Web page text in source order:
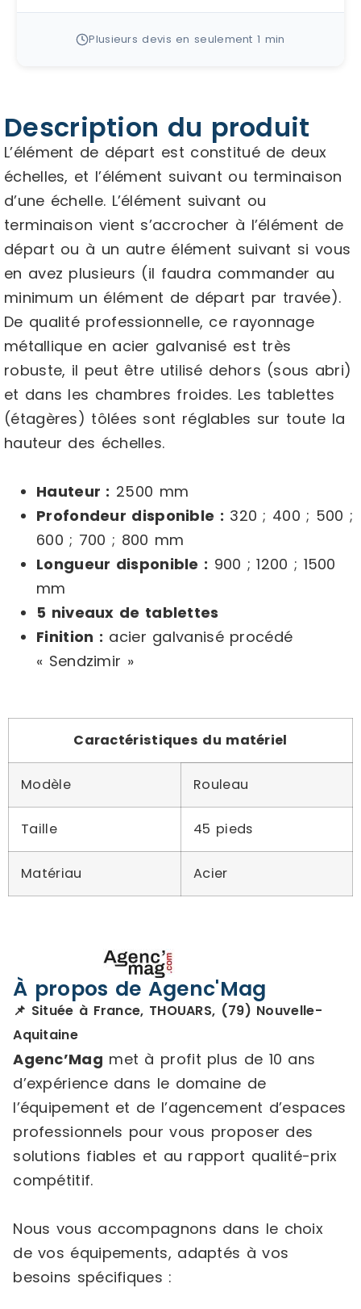
Plusieurs devis en seulement 1 min
Description du produit
L’élément de départ est constitué de deux
échelles, et l’élément suivant ou terminaison
d’une échelle. L’élément suivant ou
terminaison vient s’accrocher à l’élément de
départ ou à un autre élément suivant si vous
en avez plusieurs (il faudra commander au
minimum un élément de départ par travée).
De qualité professionnelle, ce rayonnage
métallique en acier galvanisé est très
robuste, il peut être utilisé dehors (sous abri)
et dans les chambres froides. Les tablettes
(étagères) tôlées sont réglables sur toute la
hauteur des échelles.
Hauteur : 2500 mm
Profondeur disponible : 320 ; 400 ; 500 ;
600 ; 700 ; 800 mm
Longueur disponible : 900 ; 1200 ; 1500
mm
5 niveaux de tablettes
Finition : acier galvanisé procédé
« Sendzimir »
Caractéristiques du matériel
Modèle Rouleau
Taille 45 pieds
Matériau Acier
À propos de Agenc'Mag
📌 Située à France, THOUARS, (79) Nouvelle-
Aquitaine
Agenc’Mag met à profit plus de 10 ans
d’expérience dans le domaine de
l’équipement et de l’agencement d’espaces
professionnels pour vous proposer des
solutions fiables et au rapport qualité-prix
compétitif.
Nous vous accompagnons dans le choix
de vos équipements, adaptés à vos
besoins spécifiques :